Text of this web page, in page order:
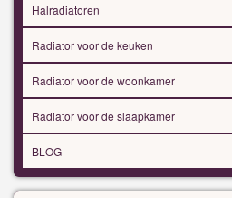
Halradiatoren
Radiator voor de keuken
Radiator voor de woonkamer
Radiator voor de slaapkamer
BLOG